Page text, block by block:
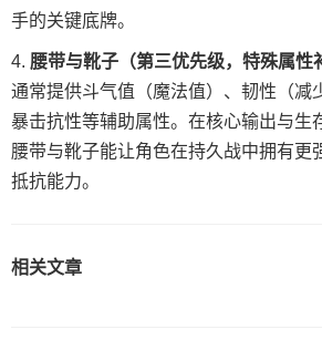
手的关键底牌。
腰带与靴子（第三优先级，特殊属性
通常提供斗气值（魔法值）、韧性（减
暴击抗性等辅助属性。在核心输出与生
腰带与靴子能让角色在持久战中拥有更
抵抗能力。
相关文章